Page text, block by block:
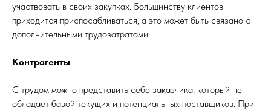
участвовать в своих закупках. Большинству клиентов
приходится приспосабливаться, а это может быть связано с
дополнительными трудозатратами.
Контрагенты
С трудом можно представить себе заказчика, который не
обладает базой текущих и потенциальных поставщиков. При